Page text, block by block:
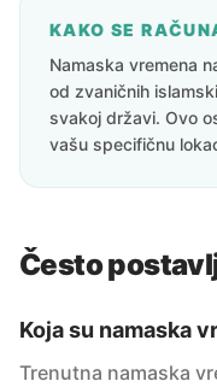
KAKO SE
Namaska vremena
od zvaničnih
svakoj državi. Ovo
vašu specifičnu
Često
Koja su namaska
Trenutna namaska